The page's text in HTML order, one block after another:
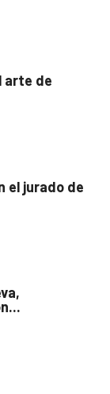
arte de
el jurado de